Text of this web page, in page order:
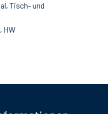
Tisch- und
HW